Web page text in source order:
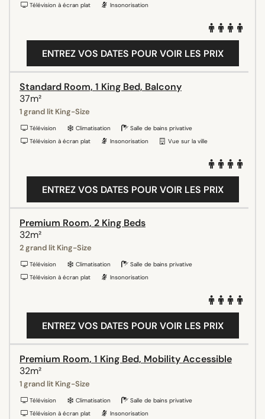
Télévision à écran plat
Insonorisation
ENTREZ VOS DATES POUR VOIR LES PRIX
Standard Room, 1 King Bed, Balcony
37m²
1 grand lit King-Size
Télévision Climatisation
Salle de bains privative
Télévision à écran plat
Insonorisation Vue sur la ville
ENTREZ VOS DATES POUR VOIR LES PRIX
Premium Room, 2 King Beds
32m²
2 grand lit King-Size
Télévision Climatisation
Salle de bains privative
Télévision à écran plat
Insonorisation
ENTREZ VOS DATES POUR VOIR LES PRIX
Premium Room, 1 King Bed, Mobility Accessible
32m²
1 grand lit King-Size
Télévision Climatisation
Salle de bains privative
Télévision à écran plat
Insonorisation